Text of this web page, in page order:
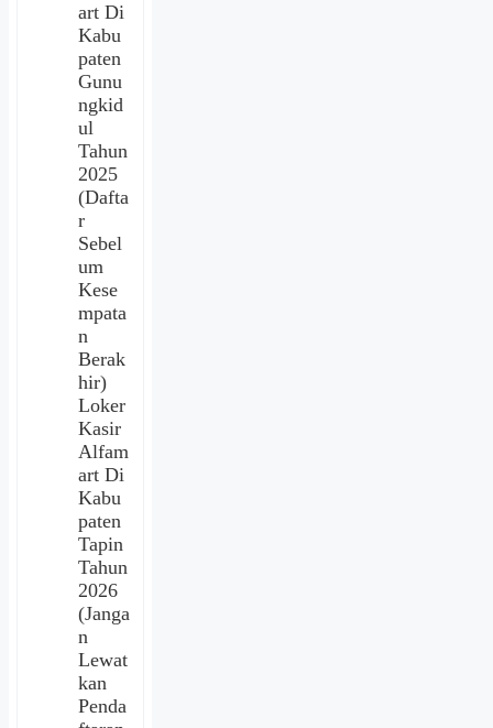
art Di
Kabu
paten
Gunu
ngkid
ul
Tahun
2025
(Dafta
r
Sebel
um
Kese
mpata
n
Berak
hir)
Loker
Kasir
Alfam
art Di
Kabu
paten
Tapin
Tahun
2026
(Janga
n
Lewat
kan
Penda